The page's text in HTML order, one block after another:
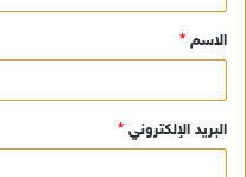
ق
*
الاسم *
البريد الإلكتروني *